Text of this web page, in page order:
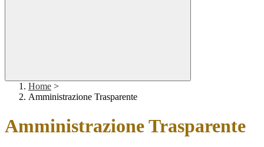
Home >
Amministrazione Trasparente
Amministrazione Trasparente